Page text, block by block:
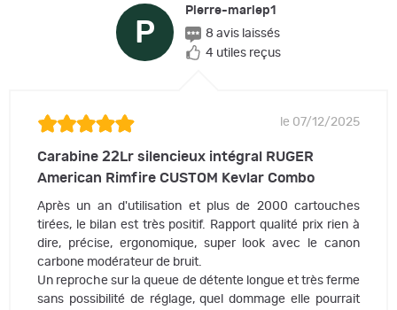
P
Pierre-mariep1
8 avis laissés
4 utiles reçus
le 07/12/2025
Carabine 22Lr silencieux intégral RUGER
American Rimfire CUSTOM Kevlar Combo
Après un an d'utilisation et plus de 2000 cartouches
tirées, le bilan est très positif. Rapport qualité prix rien à
dire, précise, ergonomique, super look avec le canon
carbone modérateur de bruit.
Un reproche sur la queue de détente longue et très ferme
sans possibilité de réglage, quel dommage elle pourrait